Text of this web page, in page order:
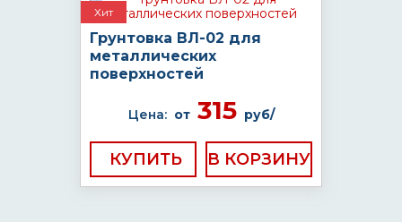
Хит
Грунтовка ВЛ-02 для
металлических
поверхностей
Цена: от315 руб/
КУПИТЬ